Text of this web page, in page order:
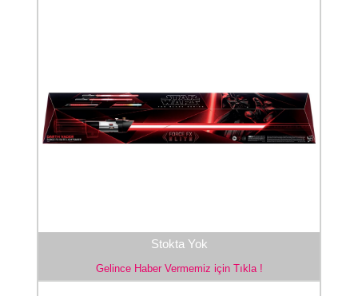
Stokta Yok
Gelince Haber Vermemiz için Tıkla !